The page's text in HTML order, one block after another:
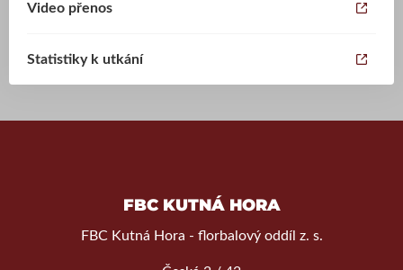
Video přenos
Statistiky k utkání
FBC KUTNÁ HORA
FBC Kutná Hora - florbalový oddíl z. s.